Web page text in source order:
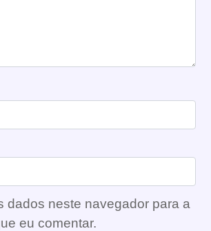
dados neste navegador para a
eu comentar.